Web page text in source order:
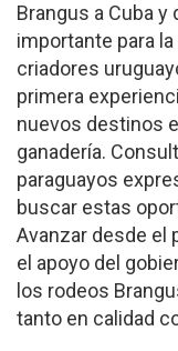
Brangus a Cuba
importante para
criadores
primera
nuevos destinos
ganadería.
paraguayos
buscar estas
Avanzar desde el
el apoyo del
los rodeos
tanto en calidad